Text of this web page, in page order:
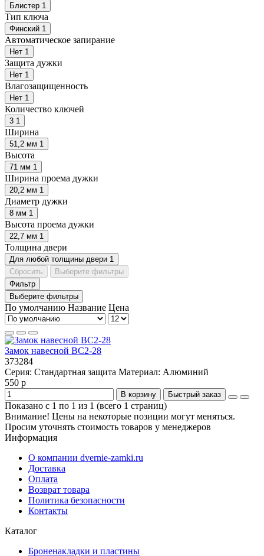
Блистер 1
Тип ключа
Финский 1
Автоматическое запирание
Нет 1
Защита дужки
Нет 1
Влагозащищенность
Нет 1
Количество ключей
3 1
Ширина
51,2 мм 1
Высота
71 мм 1
Ширина проема дужки
20,2 мм 1
Диаметр дужки
8 мм 1
Высота проема дужки
22,7 мм 1
Толщина двери
Для любой толщины двери 1
Сбросить
Выберите фильтры
Фильтр
Выберите фильтры
По умолчанию Название Цена
Замок навесной ВС2-28
373284
Серия: Стандартная защита Материал: Алюминий
550 р
В корзину Быстрый заказ
Показано с 1 по 1 из 1 (всего 1 страниц)
Внимание! Цены на некоторые позиции могут меняться.
Просим уточнять стоимость товаров у менеджеров
Информация
О компании dvernie-zamki.ru
Доставка
Оплата
Возврат товара
Политика безопасности
Контакты
Каталог
Броненакладки и пластины